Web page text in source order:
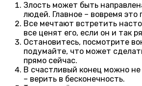
Злость может быть
людей. Главное – вовремя это
Все мечтают встретить
все ценят его, если он и так
Остановитесь, посмотрите
подумайте, что может
прямо сейчас.
В счастливый конец можно
– верить в бесконечность.